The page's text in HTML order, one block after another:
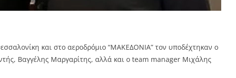
και στο αεροδρόμιο “ΜΑΚΕΔΟΝΙΑ” τον υποδέχτηκαν ο
Βαγγέλης Μαργαρίτης, αλλά και ο team manager Μιχάλης